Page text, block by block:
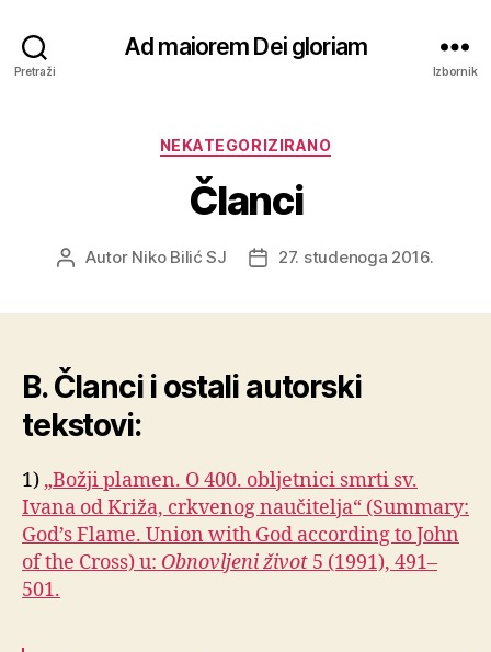
Pretraži
Ad maiorem Dei gloriam
Izbornik
Kategorije
NEKATEGORIZIRANO
Članci
AutorAutor Niko Bilić SJ
Datum
27. studenoga 2016.
B. Članci i ostali autorski
tekstovi:
1) „Božji plamen. O 400. obljetnici smrti sv.
Ivana od Križa, crkvenog naučitelja“ (Summary:
God’s Flame. Union with God according to John
of the Cross) u: Obnovljeni život 5 (1991), 491–
501.